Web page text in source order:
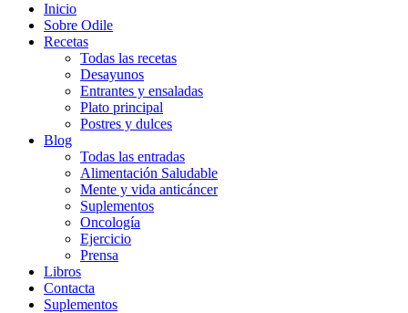
Inicio
Sobre Odile
Recetas
Todas las recetas
Desayunos
Entrantes y ensaladas
Plato principal
Postres y dulces
Blog
Todas las entradas
Alimentación Saludable
Mente y vida anticáncer
Suplementos
Oncología
Ejercicio
Prensa
Libros
Contacta
Suplementos